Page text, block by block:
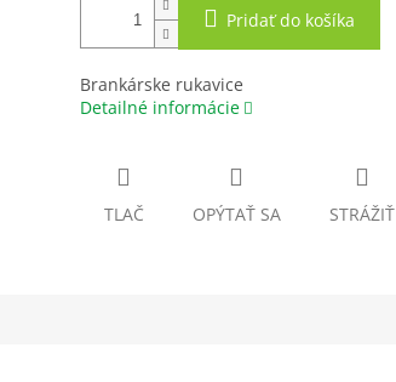
Pridať do košíka
Brankárske rukavice
Detailné informácie
TLAČ OPÝTAŤ SA STRÁŽIŤ